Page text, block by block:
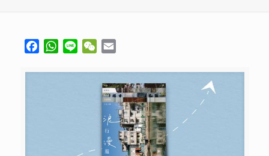
FacebookWhatsApp
Line WeChat